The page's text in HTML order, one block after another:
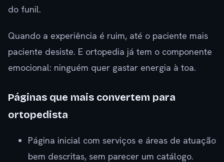
do funil.
Quando a experiência é ruim, até o paciente mais
paciente desiste. E ortopedia já tem o componente
emocional: ninguém quer gastar energia à toa.
Páginas que mais convertem para
ortopedista
Página inicial com serviços e áreas de atuação
bem descritas, sem parecer um catálogo.